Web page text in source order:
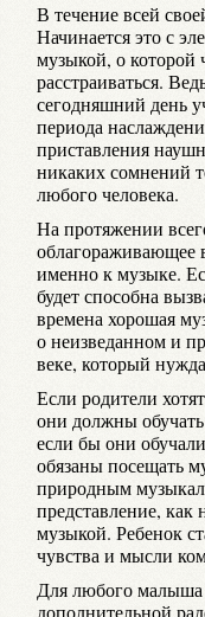
В течение всей
Начинается это с
музыкой, о которой
расстраиваться.
сегодняшний день
периода
приставления
никаких сомнений
любого человека.
На протяжении
облагораживающее
именно к музыке.
будет способна
времена хорошая
о неизведанном и
веке, который
Если родители
они должны
если бы они
обязаны посещать
природным
представление,
музыкой. Ребенок
чувства и мысли
Для любого малыша
дополнительной